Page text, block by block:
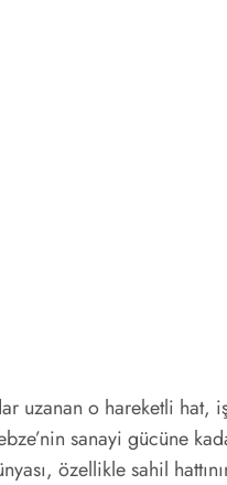
uzanan o hareketli
sanayi gücüne
özellikle sahil